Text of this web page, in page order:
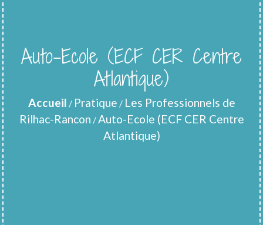
Auto-Ecole (ECF CER Centre
Atlantique)
Accueil / Pratique / Les Professionnels de
Rilhac-Rancon /Auto-Ecole (ECF CER Centre
Atlantique)